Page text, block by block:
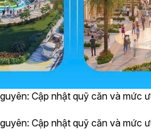
Cập nhật quỹ căn và mức
Cập nhật quỹ căn và mức